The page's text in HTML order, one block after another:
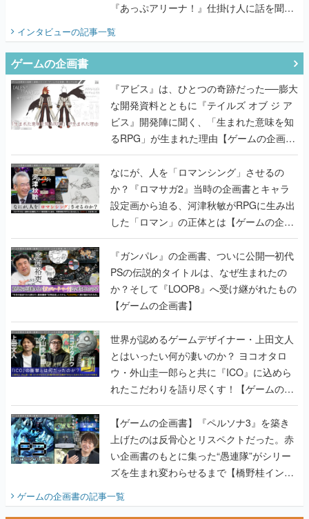
『あっぷアリーナ！』仕掛け人に話を聞い
てみた
インタビューの記事一覧
ゲームの企画書
『アビス』は、ひとつの奇跡だった──膨大
な開発資料とともに『テイルズ オブ ジ ア
ビス』開発陣に聞く、「生まれた意味を知
るRPG」が生まれた理由【ゲームの企画
書】
なにが、人を「ロマンシング」させるの
か？『ロマサガ2』当時の企画書とキャラ
設定画から迫る、河津秋敏がRPGに生み出
した「ロマン」の正体とは【ゲームの企画
書】
『ガンパレ』の企画書、ついに公開━初代
PSの伝説的タイトルは、なぜ生まれたの
か？そして『LOOP8』へ受け継がれたもの
【ゲームの企画書】
世界が認めるゲームデザイナー・上田文人
とはいったい何が凄いのか？ ヨコオタロ
ウ・外山圭一郎らと共に『ICO』に込めら
れたこだわりを語り尽くす！【ゲームの企
画書】
【ゲームの企画書】『ペルソナ3』を築き
上げたのは反骨心とリスペクトだった。赤
い企画書のもとに集った“愚連隊”がシリー
ズを生まれ変わらせるまで【橋野桂インタ
ビュー】
ゲームの企画書の記事一覧